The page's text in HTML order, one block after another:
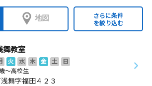
地図
さらに条件
を絞り込む
舞教室
火 水 木 金 土
日
～高校生
舞字福田４２３